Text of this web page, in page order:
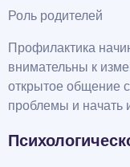
Роль родителей
Профилактика
внимательны к
открытое общение
проблемы и начать